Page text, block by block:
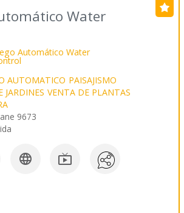
Water
AUTOMATICO PAISAJISMO
VENTA DE PLANTAS
9673
 